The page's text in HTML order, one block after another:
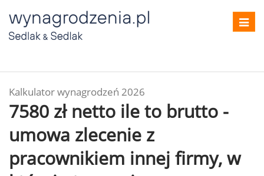
Kalkulator wynagrodzeń 2026
7580 zł netto ile to brutto -
umowa zlecenie z
pracownikiem innej firmy, w